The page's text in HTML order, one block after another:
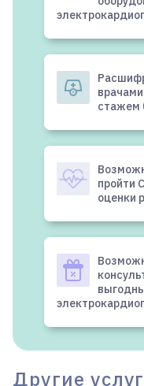
стажем
пройти
оценки
Другие